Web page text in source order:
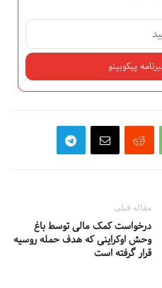
مقاله قبلی
درخواست کمک مالی توسط باغ
وحش اوکراینی که هدف حمله روسیه
قرار گرفته است